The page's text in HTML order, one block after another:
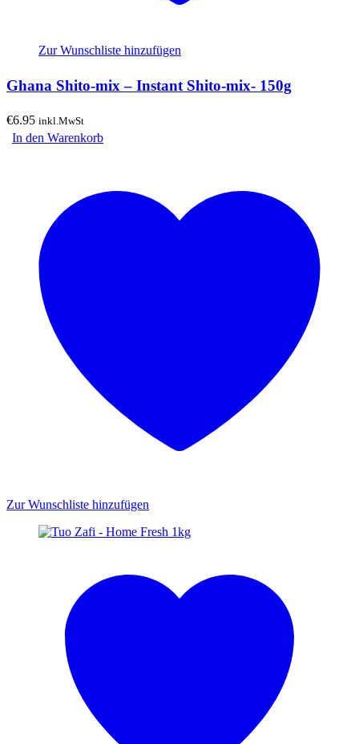
Zur Wunschliste hinzufügen
Ghana Shito-mix – Instant Shito-mix- 150g
€6.95 inkl.MwSt
In den Warenkorb
Zur Wunschliste hinzufügen